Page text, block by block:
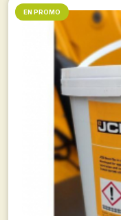
EN PROMO